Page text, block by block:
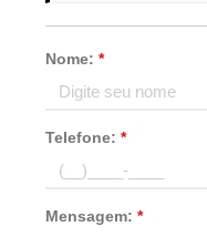
Nome:*
Telefone:*
Mensagem:*